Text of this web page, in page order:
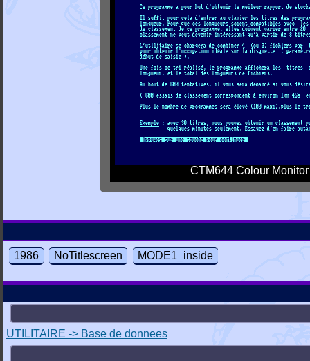
CTM644 Colour Monitor
1986 NoTitlescreen MODE1_inside
UTILITAIRE -> Base de donnees